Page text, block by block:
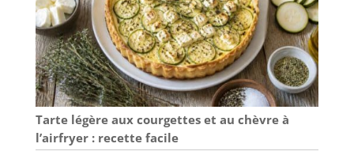
Tarte légère aux courgettes et au chèvre à
l’airfryer : recette facile